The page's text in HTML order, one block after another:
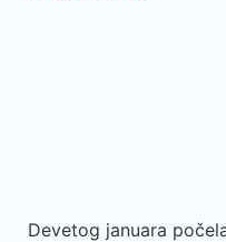
Devetog januara